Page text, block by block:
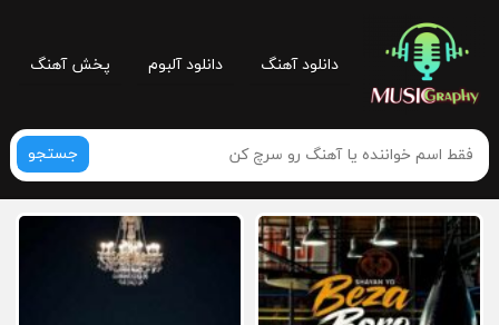
دانلود آهنگ دانلود آلبوم پخش آهنگ
جستجو